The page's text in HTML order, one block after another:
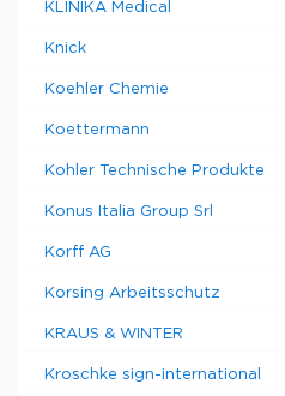
KLINIKA Medical
Knick
Koehler Chemie
Koettermann
Kohler Technische Produkte
Konus Italia Group Srl
Korff AG
Korsing Arbeitsschutz
KRAUS & WINTER
Kroschke sign-international